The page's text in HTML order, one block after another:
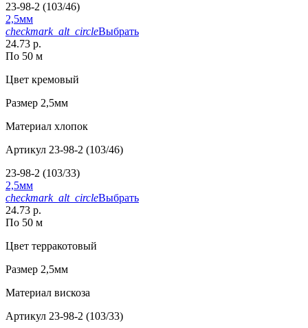
23-98-2 (103/46)
2,5мм
checkmark_alt_circleВыбрать
24.73 р.
По 50 м
Цвет кремовый
Размер 2,5мм
Материал хлопок
Артикул 23-98-2 (103/46)
23-98-2 (103/33)
2,5мм
checkmark_alt_circleВыбрать
24.73 р.
По 50 м
Цвет терракотовый
Размер 2,5мм
Материал вискоза
Артикул 23-98-2 (103/33)